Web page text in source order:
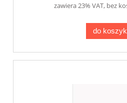
zawiera 23% VAT, bez
do